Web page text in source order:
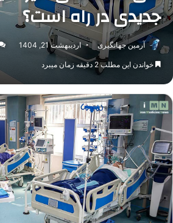
جدیدی در راه است؟
آرمین جهانگیری اردیبهشت 21, 1404
خواندن این مطلب 2 دقیقه زمان میبرد